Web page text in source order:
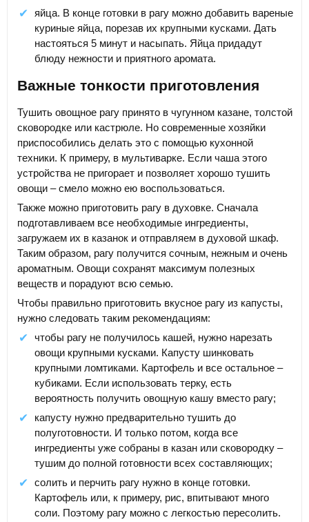
яйца. В конце готовки в рагу можно добавить вареные
куриные яйца, порезав их крупными кусками. Дать
настояться 5 минут и насыпать. Яйца придадут
блюду нежности и приятного аромата.
Важные тонкости приготовления
Тушить овощное рагу принято в чугунном казане, толстой
сковородке или кастрюле. Но современные хозяйки
приспособились делать это с помощью кухонной
техники. К примеру, в мультиварке. Если чаша этого
устройства не пригорает и позволяет хорошо тушить
овощи – смело можно ею воспользоваться.
Также можно приготовить рагу в духовке. Сначала
подготавливаем все необходимые ингредиенты,
загружаем их в казанок и отправляем в духовой шкаф.
Таким образом, рагу получится сочным, нежным и очень
ароматным. Овощи сохранят максимум полезных
веществ и порадуют всю семью.
Чтобы правильно приготовить вкусное рагу из капусты,
нужно следовать таким рекомендациям:
чтобы рагу не получилось кашей, нужно нарезать
овощи крупными кусками. Капусту шинковать
крупными ломтиками. Картофель и все остальное –
кубиками. Если использовать терку, есть
вероятность получить овощную кашу вместо рагу;
капусту нужно предварительно тушить до
полуготовности. И только потом, когда все
ингредиенты уже собраны в казан или сковородку –
тушим до полной готовности всех составляющих;
солить и перчить рагу нужно в конце готовки.
Картофель или, к примеру, рис, впитывают много
соли. Поэтому рагу можно с легкостью пересолить.